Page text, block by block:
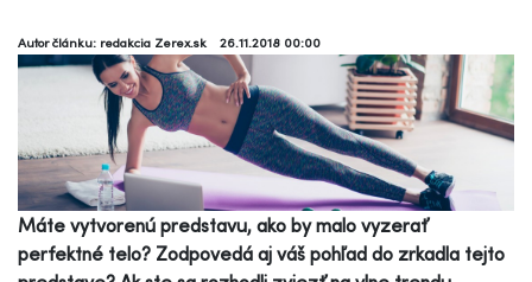
Autor článku: redakcia Zerex.sk 26.11.2018 00:00
Máte vytvorenú predstavu, ako by malo vyzerať
perfektné telo? Zodpovedá aj váš pohľad do zrkadla tejto